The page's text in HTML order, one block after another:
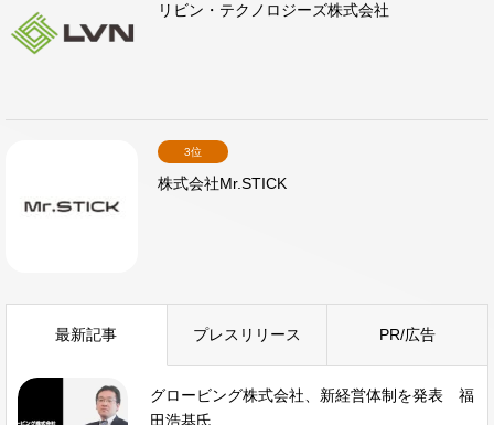
リビン・テクノロジーズ株式会社
3位
株式会社Mr.STICK
最新記事 プレスリリース PR/広告
グロービング株式会社、新経営体制を発表 福
田浩基氏...